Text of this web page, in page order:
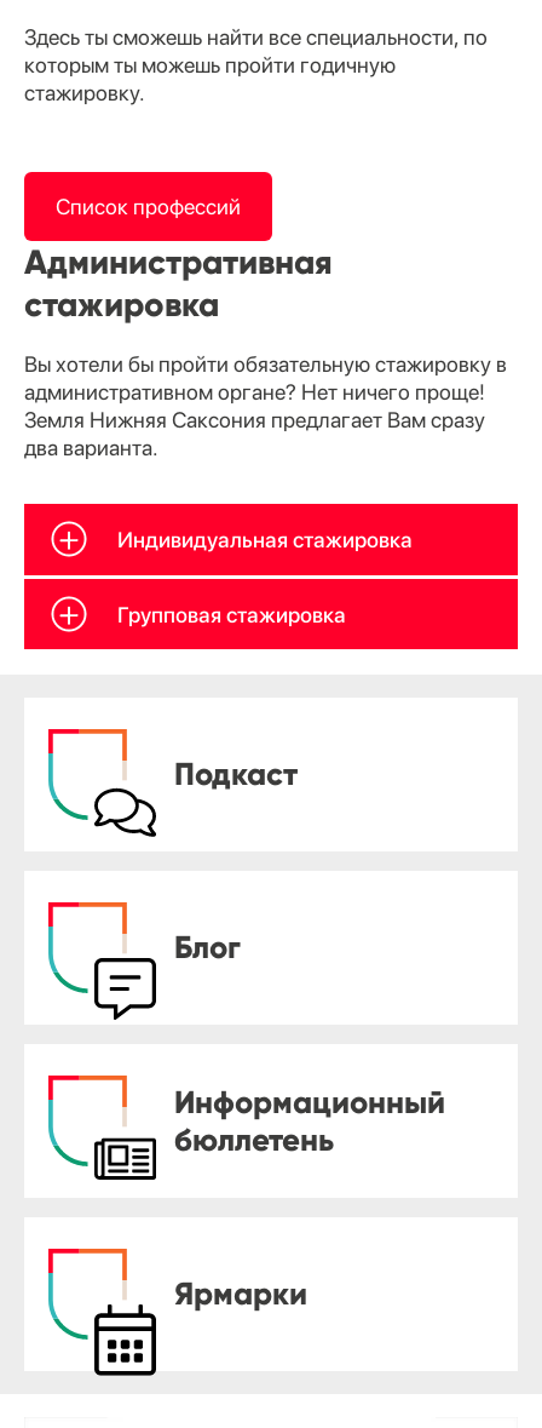
Здесь ты сможешь найти все специальности, по
которым ты можешь пройти годичную
стажировку.
Список профессий
Административная
стажировка
Вы хотели бы пройти обязательную стажировку в
административном органе? Нет ничего проще!
Земля Нижняя Саксония предлагает Вам сразу
два варианта.
Индивидуальная стажировка
Групповая стажировка
Подкаст
Блог
Информационный
бюллетень
Ярмарки